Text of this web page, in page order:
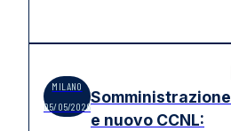
MILANO
05/05/2026Somministrazione
e nuovo CCNL: